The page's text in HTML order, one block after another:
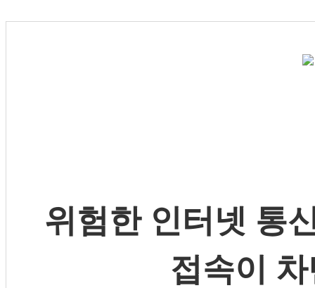
위험한 인터넷 통
접속이